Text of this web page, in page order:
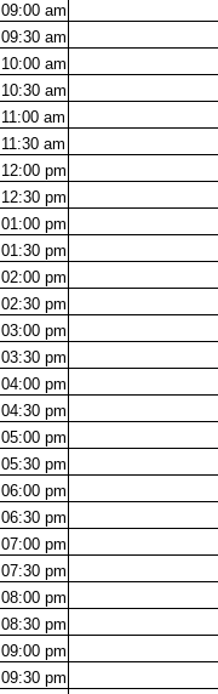
09:00 am
09:30 am
10:00 am
10:30 am
11:00 am
11:30 am
12:00 pm
12:30 pm
01:00 pm
01:30 pm
02:00 pm
02:30 pm
03:00 pm
03:30 pm
04:00 pm
04:30 pm
05:00 pm
05:30 pm
06:00 pm
06:30 pm
07:00 pm
07:30 pm
08:00 pm
08:30 pm
09:00 pm
09:30 pm